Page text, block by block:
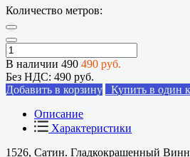
Количество метров:
В наличии 490 490 руб.
Без НДС: 490 руб.
Добавить в корзину
Купить в один
Описание
Характеристики
1526, Сатин. Гладкокрашенный